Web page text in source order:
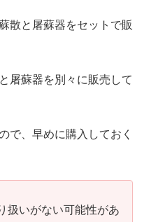
散と屠蘇器をセットで販
屠蘇器を別々に販売して
で、早めに購入しておく
扱いがない可能性があ